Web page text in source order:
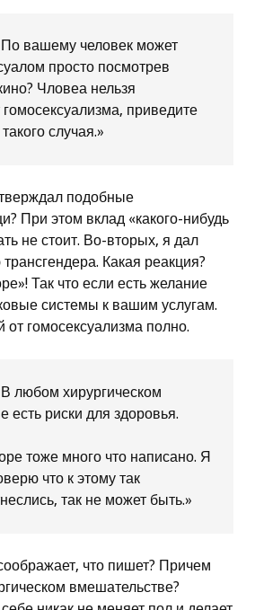
вашему человек может
просто посмотрев
Чловеа нельзя
гомосексуализма, приведите
случая.»
подобные
При этом вклад «какого-нибудь
не стоит. Во-вторых, я дал
Какая реакция?
Так что если есть желание
системы к вашим услугам.
от гомосексуализма полно.
любом хирургическом
есть риски для здоровья.
тоже много что написано. Я
что к этому так
так не может быть.»
что пишет? Причем
вмешательстве?